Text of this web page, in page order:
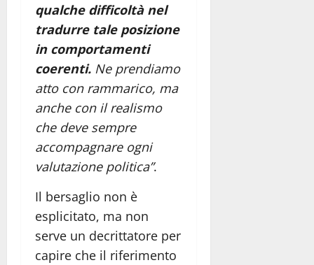
qualche difficoltà nel
tradurre tale posizione
in comportamenti
coerenti. Ne prendiamo
atto con rammarico, ma
anche con il realismo
che deve sempre
accompagnare ogni
valutazione politica”.
Il bersaglio non è
esplicitato, ma non
serve un decrittatore per
capire che il riferimento